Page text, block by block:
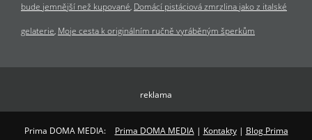
bude jemnější než kupované Domácí pistáciová zmrzlina jako z italské
gelaterie Moje cesta k originálním ručně vyráběným šperkům
reklama
Prima DOMA MEDIA: Prima DOMA MEDIA| Kontakty| Blog Prima